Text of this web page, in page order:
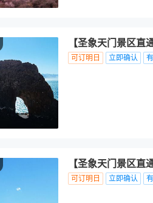
【圣象天门景区直
可订明日 立即确认
【圣象天门景区直
可订明日 立即确认